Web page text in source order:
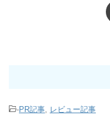
-PR記事 レビュー記事